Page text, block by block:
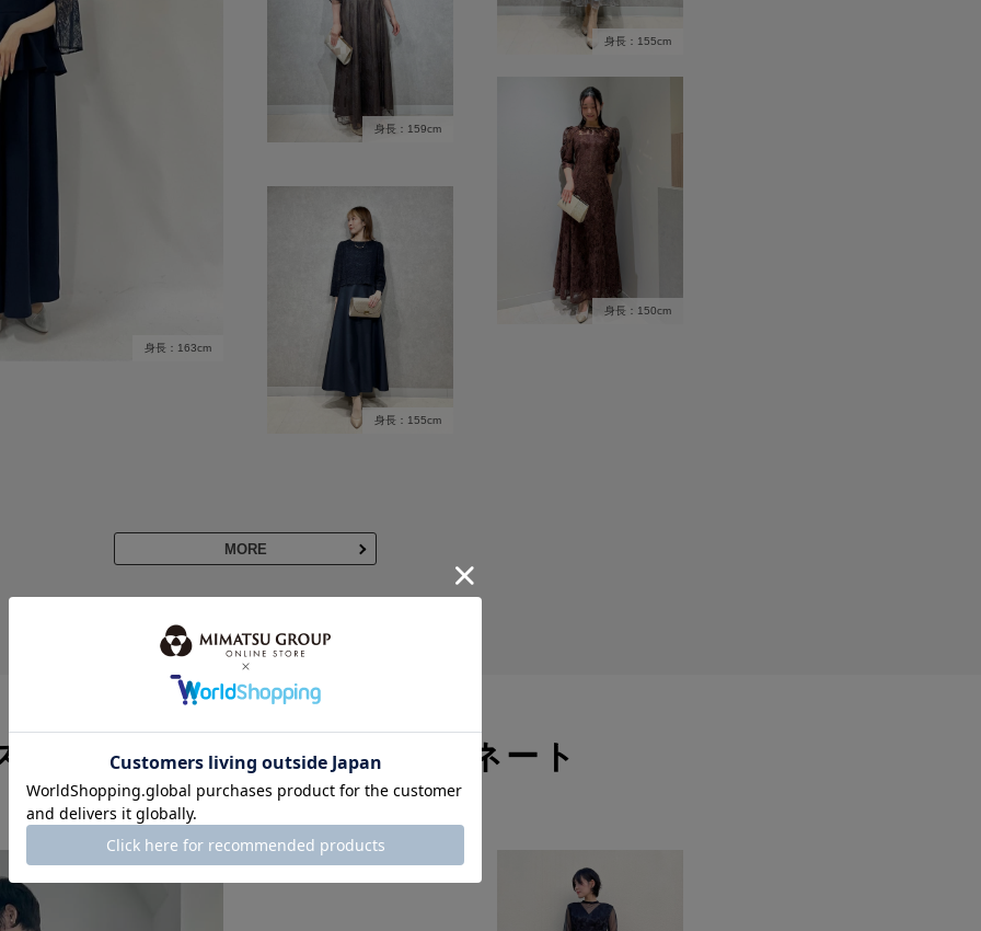
身長：163cm
身長：159cm
身長：155cm
身長：155cm
身長：150cm
MORE
タッフのその他のコーディネート